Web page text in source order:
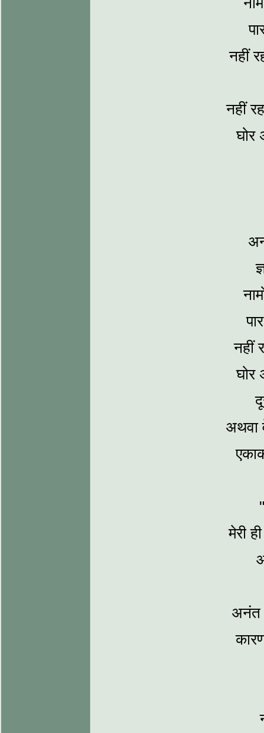
नहीं
नहीं
घोर
नहीं
घोर
अथवा
मेरी
अनंत